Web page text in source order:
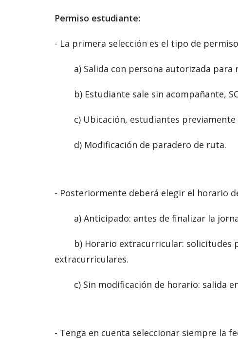
Permiso estudiante:
- La primera selección es el tipo de
a) Salida con persona autorizada para
b) Estudiante sale sin acompañante,
c) Ubicación, estudiantes previamente
d) Modificación de paradero de ruta.
- Posteriormente deberá elegir el horario
a) Anticipado: antes de finalizar la
b) Horario extracurricular: solicitudes
extracurriculares.
c) Sin modificación de horario: salida
- Tenga en cuenta seleccionar siempre la